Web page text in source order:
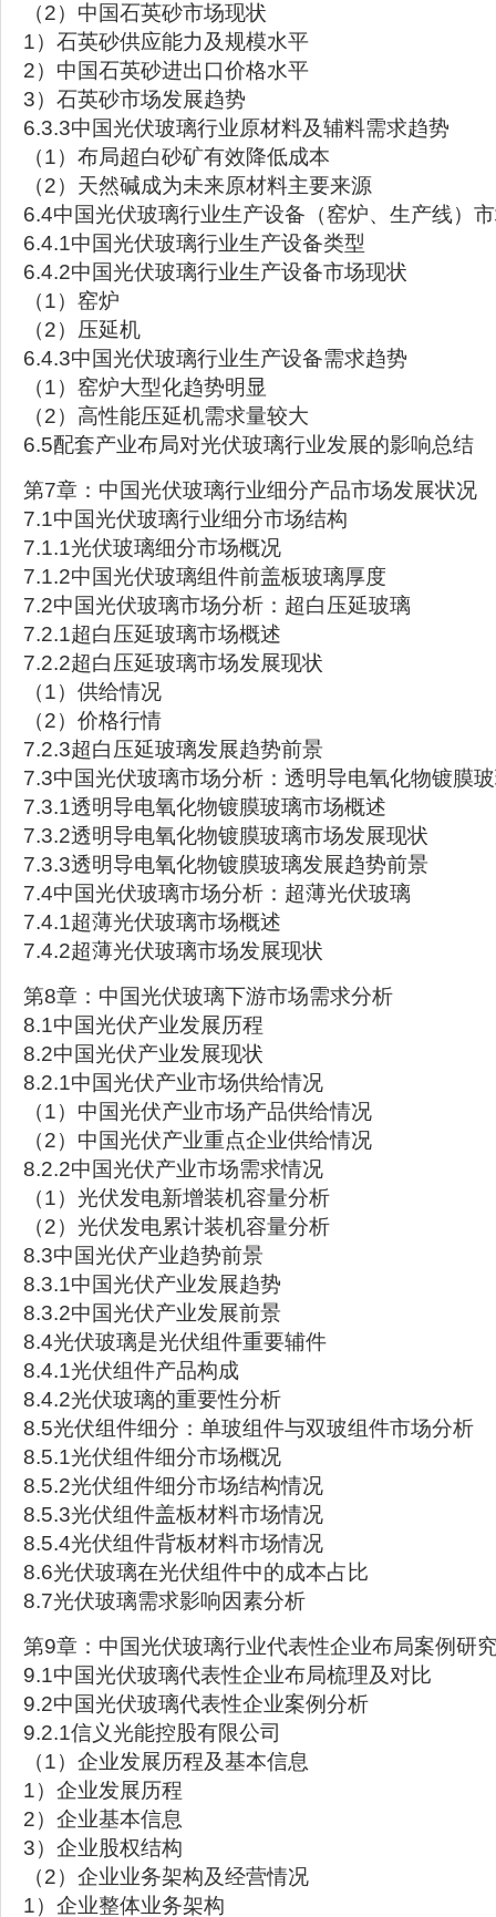
（2）中国石英砂市场现状
1）石英砂供应能力及规模水平
2）中国石英砂进出口价格水平
3）石英砂市场发展趋势
6.3.3中国光伏玻璃行业原材料及辅料需求趋势
（1）布局超白砂矿有效降低成本
（2）天然碱成为未来原材料主要来源
6.4中国光伏玻璃行业生产设备（窑炉、生产线）
6.4.1中国光伏玻璃行业生产设备类型
6.4.2中国光伏玻璃行业生产设备市场现状
（1）窑炉
（2）压延机
6.4.3中国光伏玻璃行业生产设备需求趋势
（1）窑炉大型化趋势明显
（2）高性能压延机需求量较大
6.5配套产业布局对光伏玻璃行业发展的影响总结
第7章：中国光伏玻璃行业细分产品市场发展状况
7.1中国光伏玻璃行业细分市场结构
7.1.1光伏玻璃细分市场概况
7.1.2中国光伏玻璃组件前盖板玻璃厚度
7.2中国光伏玻璃市场分析：超白压延玻璃
7.2.1超白压延玻璃市场概述
7.2.2超白压延玻璃市场发展现状
（1）供给情况
（2）价格行情
7.2.3超白压延玻璃发展趋势前景
7.3中国光伏玻璃市场分析：透明导电氧化物镀膜
7.3.1透明导电氧化物镀膜玻璃市场概述
7.3.2透明导电氧化物镀膜玻璃市场发展现状
7.3.3透明导电氧化物镀膜玻璃发展趋势前景
7.4中国光伏玻璃市场分析：超薄光伏玻璃
7.4.1超薄光伏玻璃市场概述
7.4.2超薄光伏玻璃市场发展现状
第8章：中国光伏玻璃下游市场需求分析
8.1中国光伏产业发展历程
8.2中国光伏产业发展现状
8.2.1中国光伏产业市场供给情况
（1）中国光伏产业市场产品供给情况
（2）中国光伏产业重点企业供给情况
8.2.2中国光伏产业市场需求情况
（1）光伏发电新增装机容量分析
（2）光伏发电累计装机容量分析
8.3中国光伏产业趋势前景
8.3.1中国光伏产业发展趋势
8.3.2中国光伏产业发展前景
8.4光伏玻璃是光伏组件重要辅件
8.4.1光伏组件产品构成
8.4.2光伏玻璃的重要性分析
8.5光伏组件细分：单玻组件与双玻组件市场分析
8.5.1光伏组件细分市场概况
8.5.2光伏组件细分市场结构情况
8.5.3光伏组件盖板材料市场情况
8.5.4光伏组件背板材料市场情况
8.6光伏玻璃在光伏组件中的成本占比
8.7光伏玻璃需求影响因素分析
第9章：中国光伏玻璃行业代表性企业布局案例研
9.1中国光伏玻璃代表性企业布局梳理及对比
9.2中国光伏玻璃代表性企业案例分析
9.2.1信义光能控股有限公司
（1）企业发展历程及基本信息
1）企业发展历程
2）企业基本信息
3）企业股权结构
（2）企业业务架构及经营情况
1）企业整体业务架构